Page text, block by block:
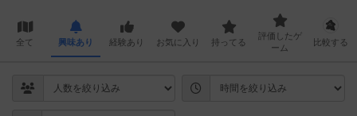
全て 興味あり 経験あり お気に入り 持ってる
評価したゲ
ーム
比較する